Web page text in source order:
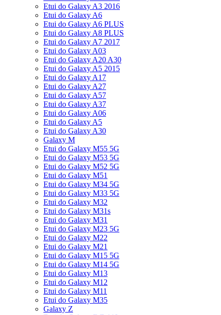
Etui do Galaxy A3 2016
Etui do Galaxy A6
Etui do Galaxy A6 PLUS
Etui do Galaxy A8 PLUS
Etui do Galaxy A7 2017
Etui do Galaxy A03
Etui do Galaxy A20 A30
Etui do Galaxy A5 2015
Etui do Galaxy A17
Etui do Galaxy A27
Etui do Galaxy A57
Etui do Galaxy A37
Etui do Galaxy A06
Etui do Galaxy A5
Etui do Galaxy A30
Galaxy M
Etui do Galaxy M55 5G
Etui do Galaxy M53 5G
Etui do Galaxy M52 5G
Etui do Galaxy M51
Etui do Galaxy M34 5G
Etui do Galaxy M33 5G
Etui do Galaxy M32
Etui do Galaxy M31s
Etui do Galaxy M31
Etui do Galaxy M23 5G
Etui do Galaxy M22
Etui do Galaxy M21
Etui do Galaxy M15 5G
Etui do Galaxy M14 5G
Etui do Galaxy M13
Etui do Galaxy M12
Etui do Galaxy M11
Etui do Galaxy M35
Galaxy Z